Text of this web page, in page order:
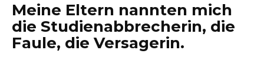
Meine Eltern nannten mich
die Studienabbrecherin, die
Faule, die Versagerin.